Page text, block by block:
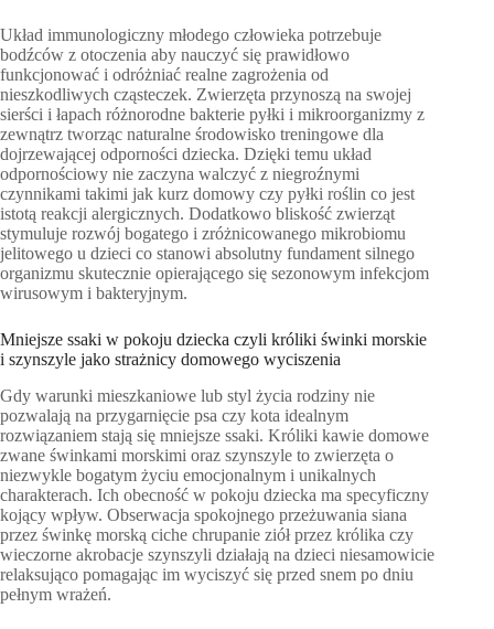
Układ immunologiczny młodego człowieka potrzebuje
bodźców z otoczenia aby nauczyć się prawidłowo
funkcjonować i odróżniać realne zagrożenia od
nieszkodliwych cząsteczek. Zwierzęta przynoszą na swojej
sierści i łapach różnorodne bakterie pyłki i mikroorganizmy z
zewnątrz tworząc naturalne środowisko treningowe dla
dojrzewającej odporności dziecka. Dzięki temu układ
odpornościowy nie zaczyna walczyć z niegroźnymi
czynnikami takimi jak kurz domowy czy pyłki roślin co jest
istotą reakcji alergicznych. Dodatkowo bliskość zwierząt
stymuluje rozwój bogatego i zróżnicowanego mikrobiomu
jelitowego u dzieci co stanowi absolutny fundament silnego
organizmu skutecznie opierającego się sezonowym infekcjom
wirusowym i bakteryjnym.
Mniejsze ssaki w pokoju dziecka czyli króliki świnki morskie
i szynszyle jako strażnicy domowego wyciszenia
Gdy warunki mieszkaniowe lub styl życia rodziny nie
pozwalają na przygarnięcie psa czy kota idealnym
rozwiązaniem stają się mniejsze ssaki. Króliki kawie domowe
zwane świnkami morskimi oraz szynszyle to zwierzęta o
niezwykle bogatym życiu emocjonalnym i unikalnych
charakterach. Ich obecność w pokoju dziecka ma specyficzny
kojący wpływ. Obserwacja spokojnego przeżuwania siana
przez świnkę morską ciche chrupanie ziół przez królika czy
wieczorne akrobacje szynszyli działają na dzieci niesamowicie
relaksująco pomagając im wyciszyć się przed snem po dniu
pełnym wrażeń.